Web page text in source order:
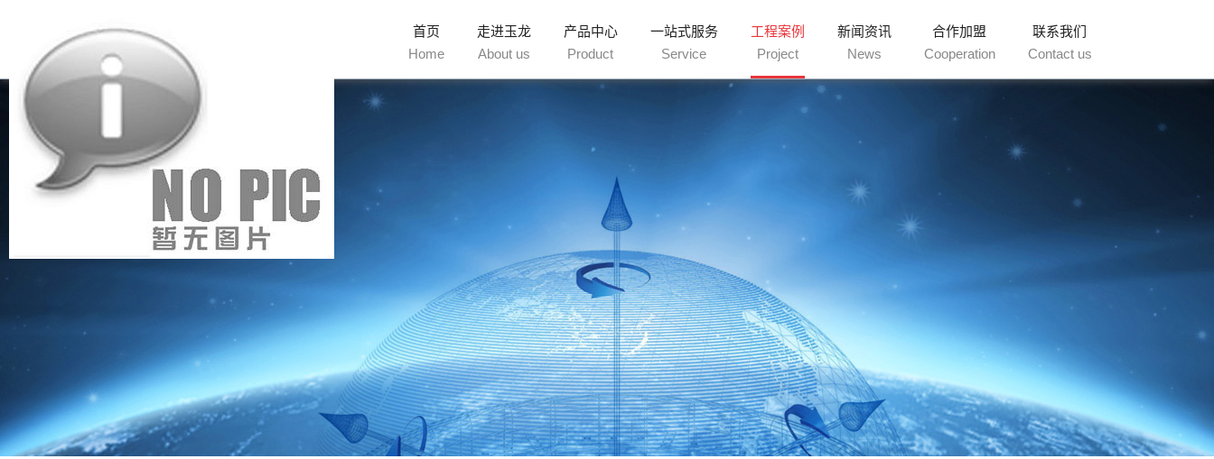
首页
Home
走进玉龙
About us
产品中心
Product
一站式服务
Service
工程案例
Project
新闻资讯
News
合作加盟
Cooperation
联系我们
Contact us